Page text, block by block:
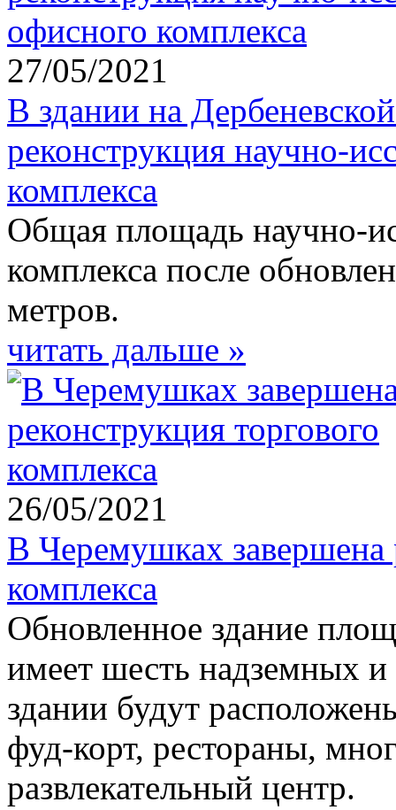
27/05/2021
В здании на
реконструкция научно-
комплекса
Общая площадь научно-
комплекса после
метров.
читать дальше »
26/05/2021
В Черемушках завершена
комплекса
Обновленное здание
имеет шесть надземных
здании будут
фуд-корт, рестораны,
развлекательный центр.